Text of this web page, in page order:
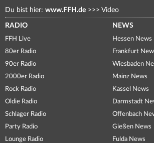
Du bist hier: www.FFH.de >>> Video
RADIO
FFH Live
80er Radio
90er Radio
2000er Radio
Rock Radio
Oldie Radio
Schlager Radio
Party Radio
Lounge Radio
NEWS
Hessen News
Frankfurt
Wiesbaden
Mainz News
Kassel News
Darmstadt
Offenbach
Gießen News
Fulda News